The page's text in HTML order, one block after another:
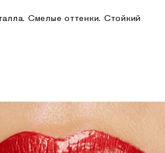
Смелые оттенки. Стойкий